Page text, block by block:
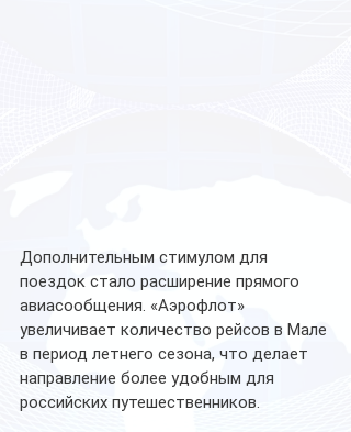
Дополнительным стимулом для
поездок стало расширение прямого
авиасообщения. «Аэрофлот»
увеличивает количество рейсов в Мале
в период летнего сезона, что делает
направление более удобным для
российских путешественников.